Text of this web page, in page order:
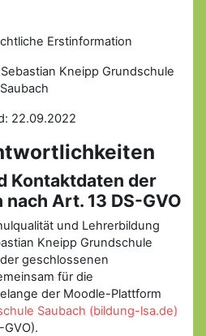
Erstinformation
Kneipp Grundschule
Saubach
22.09.2022
der
Art. 13 DS-GVO
und Lehrerbildung
Kneipp Grundschule
geschlossenen
für die
der Moodle-Plattform
Saubach (bildung-lsa.de)